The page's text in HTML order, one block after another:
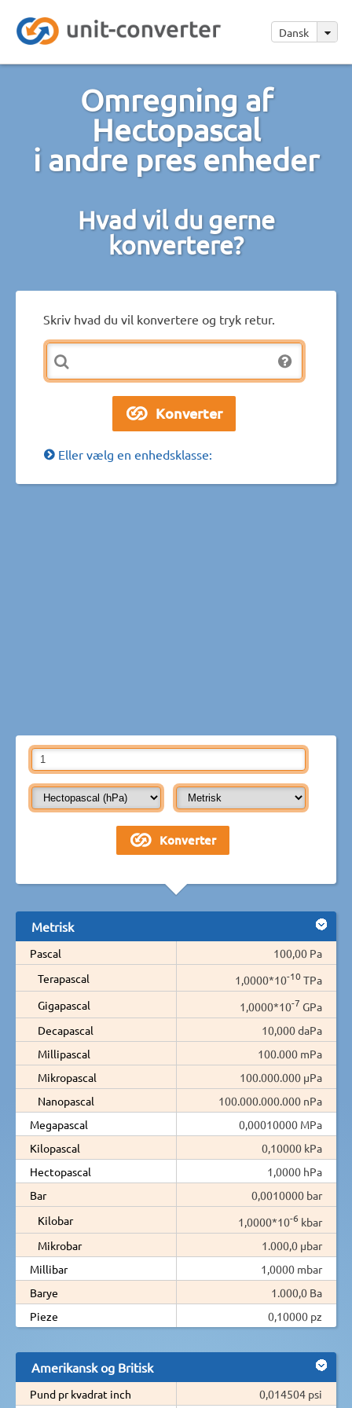
Dansk
Omregning af
Hectopascal
i andre pres enheder
Hvad vil du gerne
konvertere?
Skriv hvad du vil konvertere og tryk retur.
Eller vælg en enhedsklasse:
Metrisk
Pascal
100,00 Pa
Terapascal
1,0000*10-10 TPa
Gigapascal
1,0000*10-7 GPa
Decapascal
10,000 daPa
Millipascal
100.000 mPa
Mikropascal
100.000.000 µPa
Nanopascal
100.000.000.000 nPa
Megapascal
0,00010000 MPa
Kilopascal
0,10000 kPa
Hectopascal
1,0000 hPa
Bar
0,0010000 bar
Kilobar
1,0000*10-6 kbar
Mikrobar
1.000,0 µbar
Millibar
1,0000 mbar
Barye
1.000,0 Ba
Pieze
0,10000 pz
Amerikansk og Britisk
Pund pr kvadrat inch 0,014504 psi